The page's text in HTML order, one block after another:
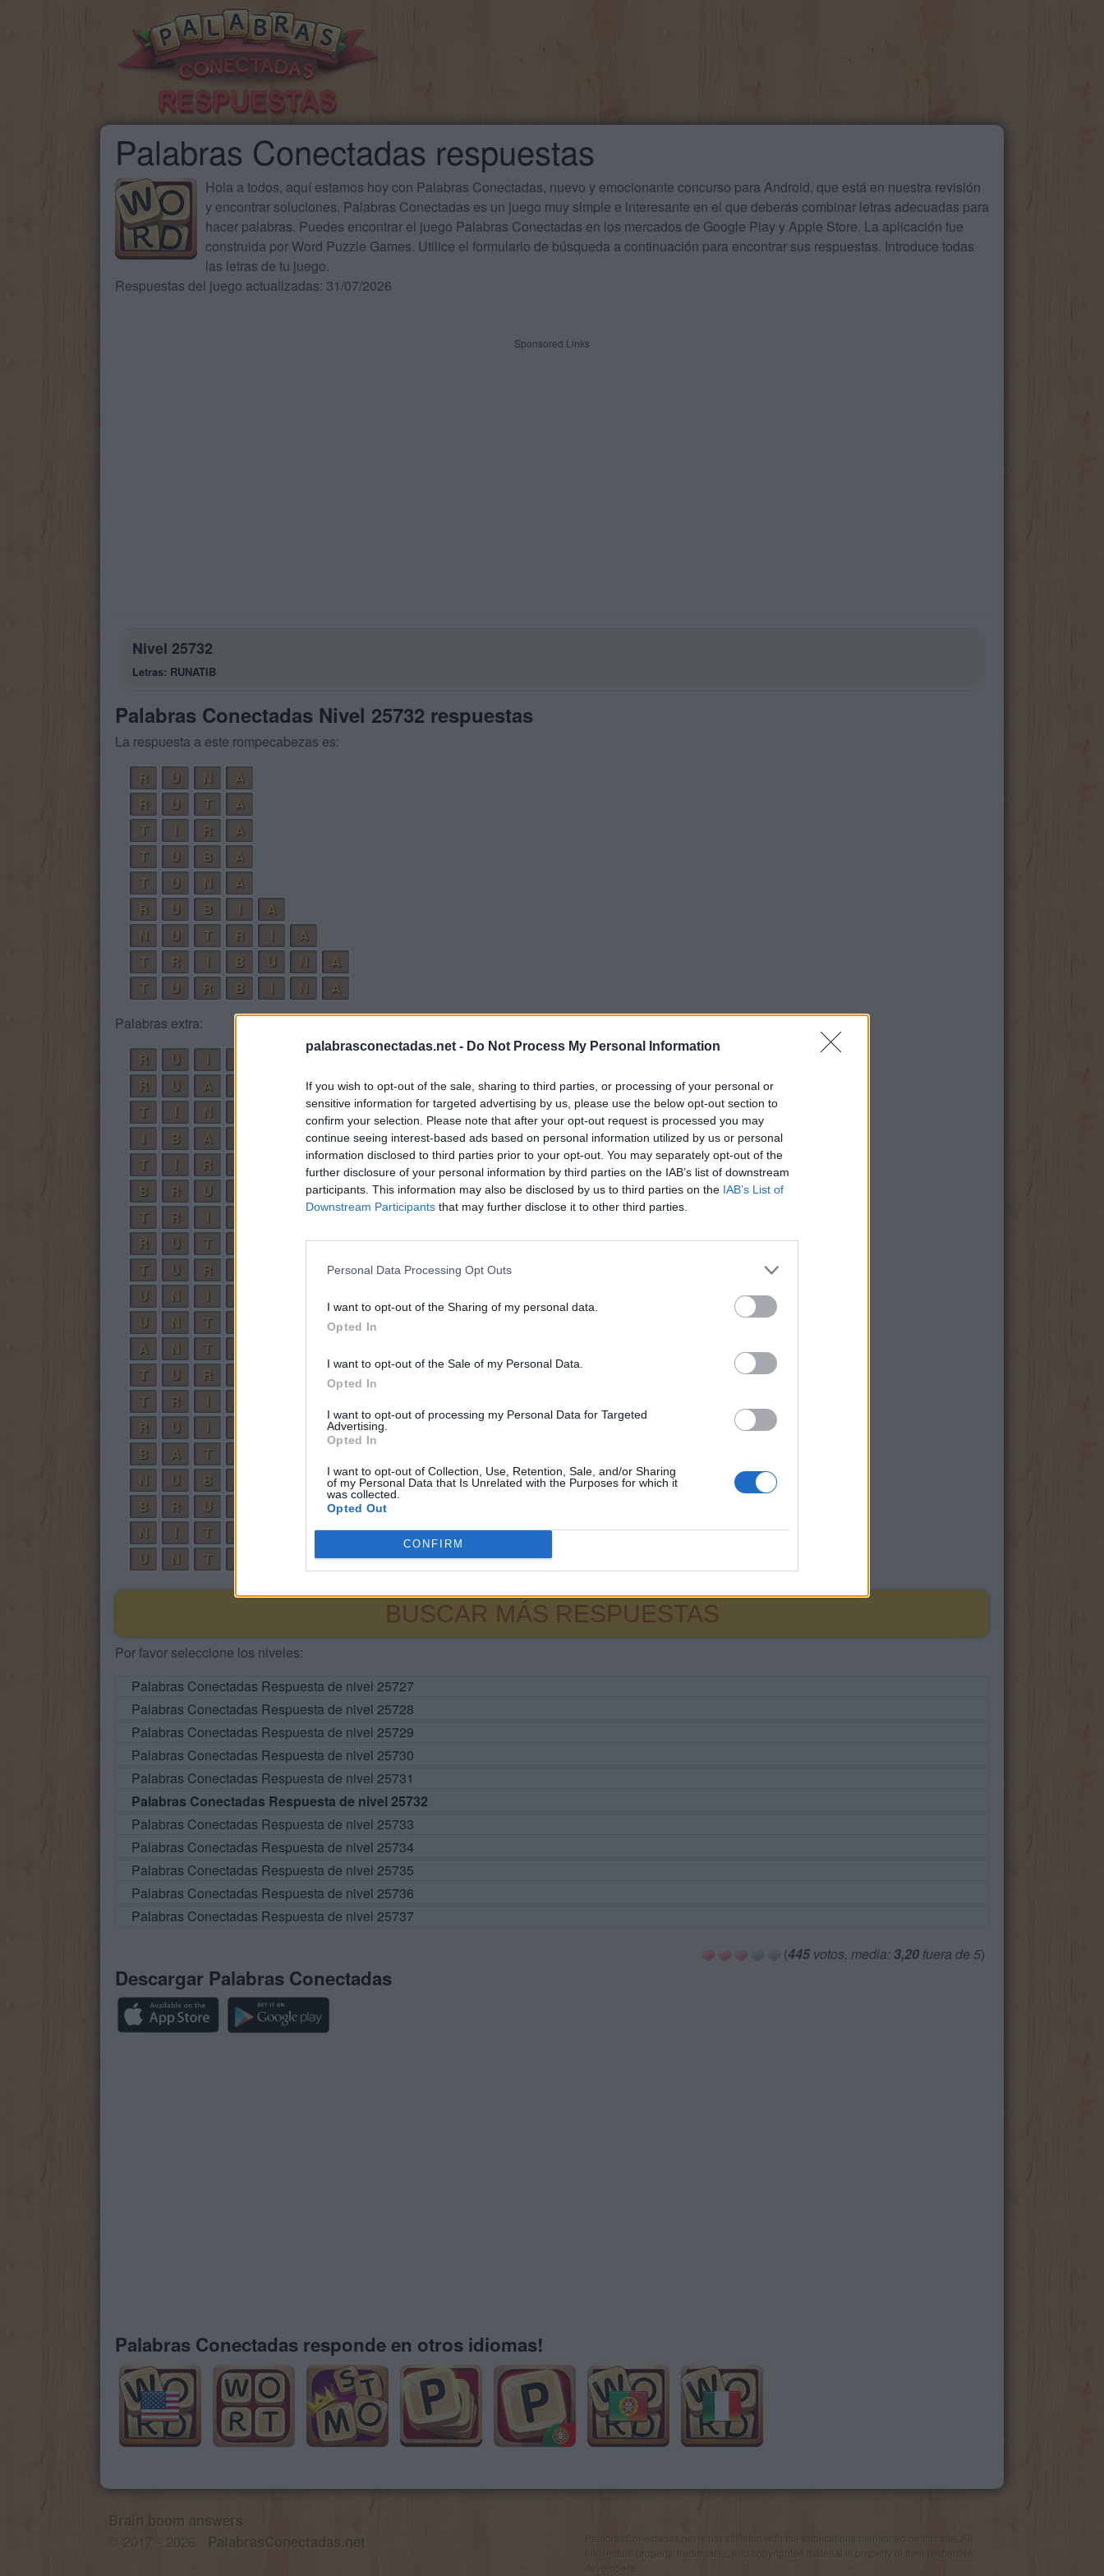
palabrasconectadas.net - Do Not Process My Personal Information
If you wish to opt-out of the sale, sharing to third parties, or processing of your personal or
sensitive information for targeted advertising by us, please use the below opt-out section to
confirm your selection. Please note that after your opt-out request is processed you may
continue seeing interest-based ads based on personal information utilized by us or personal
information disclosed to third parties prior to your opt-out. You may separately opt-out of the
further disclosure of your personal information by third parties on the IAB’s list of downstream
participants. This information may also be disclosed by us to third parties on the IAB’s List of
Downstream Participants that may further disclose it to other third parties.
Personal Data Processing Opt Outs
I want to opt-out of the Sharing of my personal data.
Opted In
I want to opt-out of the Sale of my Personal Data.
Opted In
I want to opt-out of processing my Personal Data for Targeted
Advertising.
Opted In
I want to opt-out of Collection, Use, Retention, Sale, and/or Sharing
of my Personal Data that Is Unrelated with the Purposes for which it
was collected.
Opted Out
CONFIRM
Palabras Conectadas respuestas
Hola a todos, aquí estamos hoy con Palabras Conectadas, nuevo y emocionante concurso para Android, que está en nuestra revisión
y encontrar soluciones. Palabras Conectadas es un juego muy simple e interesante en el que deberás combinar letras adecuadas para
hacer palabras. Puedes encontrar el juego Palabras Conectadas en los mercados de Google Play y Apple Store. La aplicación fue
construida por Word Puzzle Games. Utilice el formulario de búsqueda a continuación para encontrar sus respuestas. Introduce todas
las letras de tu juego.
Respuestas del juego actualizadas: 31/07/2026
Sponsored Links
Nivel 25732
Letras: RUNATIB
Palabras Conectadas Nivel 25732 respuestas
La respuesta a este rompecabezas es:
R
U N
A
R
U T
A
T
R
A
T
U B
A
T
U N
A
R
U B I
A
N
U T R I
A
T
R B U N
A
T
U R B I N
A
Palabras extra:
R
U
R
U A
T
N
B A
T
R
B
R U
T
R
R
U T
A
T
U R
U
N
U
N T
A
N T
T
U R
T
R
R
U
B
A T
N
U B
B
R U
N
T
U
N T
BUSCAR MÁS RESPUESTAS
Por favor seleccione los niveles:
Palabras Conectadas Respuesta de nivel 25727
Palabras Conectadas Respuesta de nivel 25728
Palabras Conectadas Respuesta de nivel 25729
Palabras Conectadas Respuesta de nivel 25730
Palabras Conectadas Respuesta de nivel 25731
Palabras Conectadas Respuesta de nivel 25732
Palabras Conectadas Respuesta de nivel 25733
Palabras Conectadas Respuesta de nivel 25734
Palabras Conectadas Respuesta de nivel 25735
Palabras Conectadas Respuesta de nivel 25736
Palabras Conectadas Respuesta de nivel 25737
(445votos, media: 3,20 fuera de 5)
Descargar Palabras Conectadas
Palabras Conectadas responde en otros idiomas!
Brain boom answers
© 2017 - 2026 · PalabrasConectadas.net
PalabrasConectadas.net is not affiliated with the applications mentioned on this site. All
intellectual property, trademarks, and copyrighted material is property of their respective